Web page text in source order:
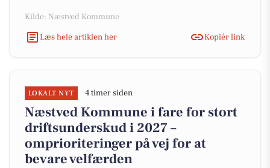
Kilde: Næstved Kommune
Læs hele artiklen her
Kopiér link
LOKALT NYT 4 timer siden
Næstved Kommune i fare for stort
driftsunderskud i 2027 –
omprioriteringer på vej for at
bevare velfærden